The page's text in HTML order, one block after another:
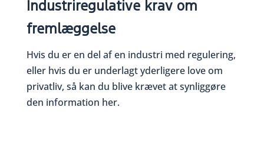
Industriregulative krav om
fremlæggelse
Hvis du er en del af en industri med regulering,
eller hvis du er underlagt yderligere love om
privatliv, så kan du blive krævet at synliggøre
den information her.